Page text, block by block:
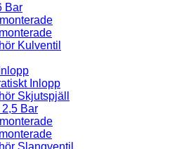
Bar
Kulventil
Inlopp
Skjutspjäll
Bar
Slangventil